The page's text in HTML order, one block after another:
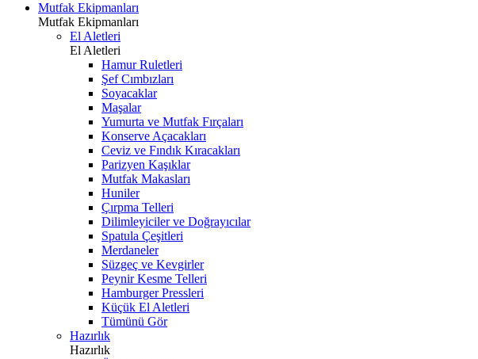
Mutfak Ekipmanları
Mutfak Ekipmanları
El Aletleri
El Aletleri
Hamur Ruletleri
Şef Cımbızları
Soyacaklar
Maşalar
Yumurta ve Mutfak Fırçaları
Konserve Açacakları
Ceviz ve Fındık Kıracakları
Parizyen Kaşıklar
Mutfak Makasları
Huniler
Çırpma Telleri
Dilimleyiciler ve Doğrayıcılar
Spatula Çeşitleri
Merdaneler
Süzgeç ve Kevgirler
Peynir Kesme Telleri
Hamburger Pressleri
Küçük El Aletleri
Tümünü Gör
Hazırlık
Hazırlık